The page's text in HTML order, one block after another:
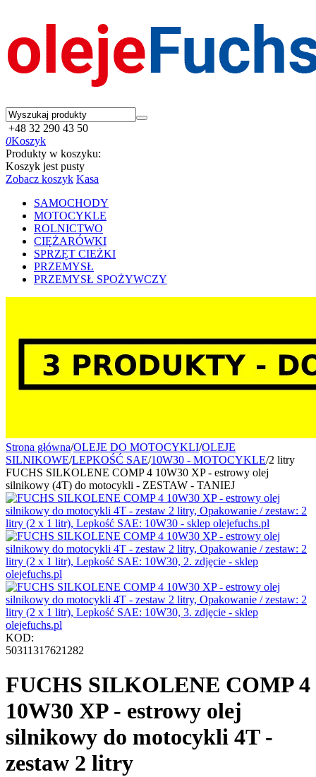
+48 32 290 43 50
0Koszyk
Produkty w koszyku:
Koszyk jest pusty
Zobacz koszyk Kasa
SAMOCHODY
MOTOCYKLE
ROLNICTWO
CIĘŻARÓWKI
SPRZĘT CIEŻKI
PRZEMYSŁ
PRZEMYSŁ SPOŻYWCZY
Strona główna/OLEJE DO MOTOCYKLI/OLEJE
SILNIKOWE/LEPKOŚĆ SAE/10W30 - MOTOCYKLE/2 litry
FUCHS SILKOLENE COMP 4 10W30 XP - estrowy olej
silnikowy (4T) do motocykli - ZESTAW - TANIEJ
KOD:
50311317621282
FUCHS SILKOLENE COMP 4
10W30 XP - estrowy olej
silnikowy do motocykli 4T -
zestaw 2 litry